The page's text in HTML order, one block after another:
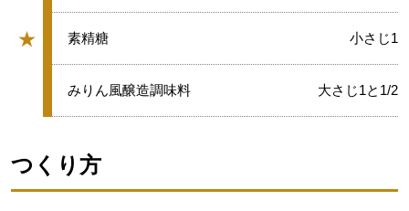
★
グループ
★
素精糖 小さじ1
★
みりん風醸造調味料 大さじ1と1/2
つくり方